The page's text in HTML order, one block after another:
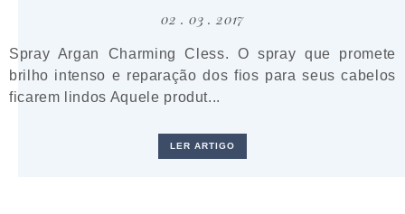
02 . 03 . 2017
Spray Argan Charming Cless. O spray que promete
brilho intenso e reparação dos fios para seus cabelos
ficarem lindos Aquele produt...
LER ARTIGO